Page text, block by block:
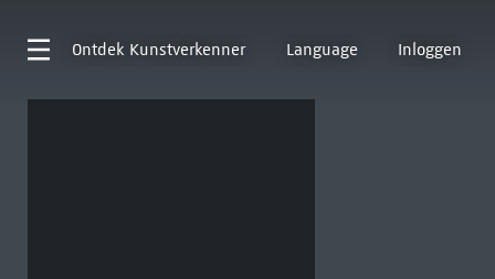
Ontdek Kunstverkenner Language Inloggen